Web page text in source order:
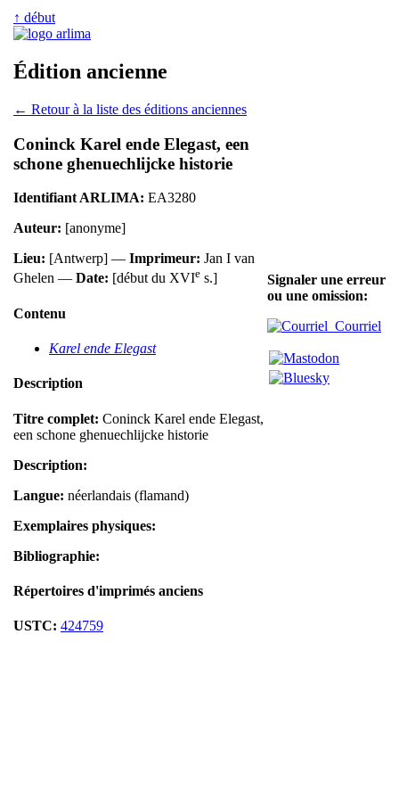
↑ début
Édition ancienne
← Retour à la liste des éditions anciennes
Coninck Karel ende Elegast, een
schone ghenuechlijcke historie
Identifiant ARLIMA: EA3280
Auteur: [anonyme]
Lieu: [Antwerp] — Imprimeur: Jan I van
Ghelen — Date: [début du XVIe s.]
Contenu
Karel ende Elegast
Description
Titre complet: Coninck Karel ende Elegast,
een schone ghenuechlijcke historie
Description:
Langue: néerlandais (flamand)
Exemplaires physiques:
Bibliographie:
Répertoires d'imprimés anciens
USTC: 424759
Signaler une erreur
ou une omission:
Courriel